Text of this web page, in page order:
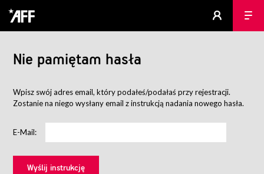
Nie pamiętam hasła
Wpisz swój adres email, który podałeś/podałaś przy rejestracji.
Zostanie na niego wysłany email z instrukcją nadania nowego hasła.
E-Mail: